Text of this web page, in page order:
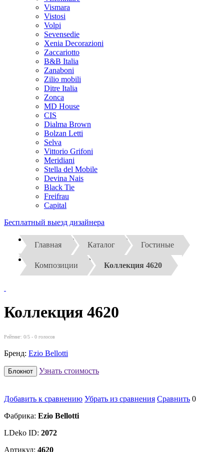
Vismara
Vistosi
Volpi
Sevensedie
Xenia Decorazioni
Zaccariotto
B&B Italia
Zanaboni
Zilio mobili
Ditre Italia
Zonca
MD House
CIS
Dialma Brown
Bolzan Letti
Selva
Vittorio Grifoni
Meridiani
Stella del Mobile
Devina Nais
Black Tie
Freifrau
Capital
Бесплатный выезд дизайнера
Главная Каталог Гостиные
Композиции Коллекция 4620
Коллекция 4620
Рейтинг: 0/5 - 0 голосов
Бренд: Ezio Bellotti
Блокнот Узнать стоимость
Добавить к сравнению Убрать из сравнения Сравнить 0
Фабрика: Ezio Bellotti
LDeko ID: 2072
Артикул: 4620